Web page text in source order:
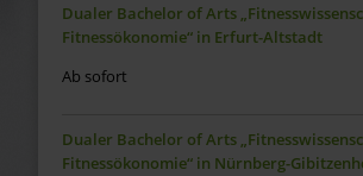
Dualer Bachelor of Arts
Fitnessökonomie“ in Erfurt-Altstadt
Ab sofort
Dualer Bachelor of Arts
Fitnessökonomie“ in Nürnberg-